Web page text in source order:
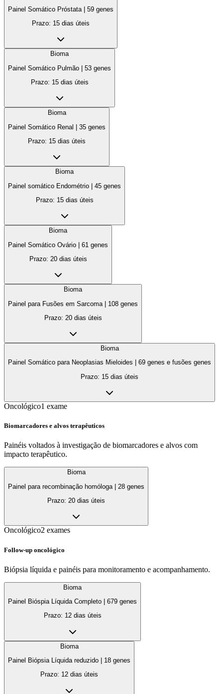
Painel Somático Próstata | 59 genes
Prazo: 15 dias úteis
Bioma
Painel Somático Pulmão | 53 genes
Prazo: 15 dias úteis
Bioma
Painel Somático Renal | 35 genes
Prazo: 15 dias úteis
Bioma
Painel somático Endométrio | 45 genes
Prazo: 15 dias úteis
Bioma
Painel Somático Ovário | 61 genes
Prazo: 20 dias úteis
Bioma
Painel para Fusões em Sarcoma | 108 genes
Prazo: 20 dias úteis
Bioma
Painel Somático para Neoplasias Mieloides
69 genes e fusões genes
Prazo: 15 dias úteis
Oncológico1 exame
Biomarcadores e alvos terapêuticos
Painéis voltados à investigação de biomarcadores e alvos com
impacto terapêutico.
Bioma
Painel para recombinação homóloga
28 genes
Prazo: 20 dias úteis
Oncológico2 exames
Follow-up oncológico
Biópsia líquida e painéis para monitoramento e acompanhamento.
Bioma
Painel Bióspia Líquida Completo
679 genes
Prazo: 12 dias úteis
Bioma
Painel Biópsia Líquida reduzido
18 genes
Prazo: 12 dias úteis